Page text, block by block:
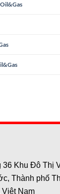
Khu Đô Thị
Thành phố
Việt Nam